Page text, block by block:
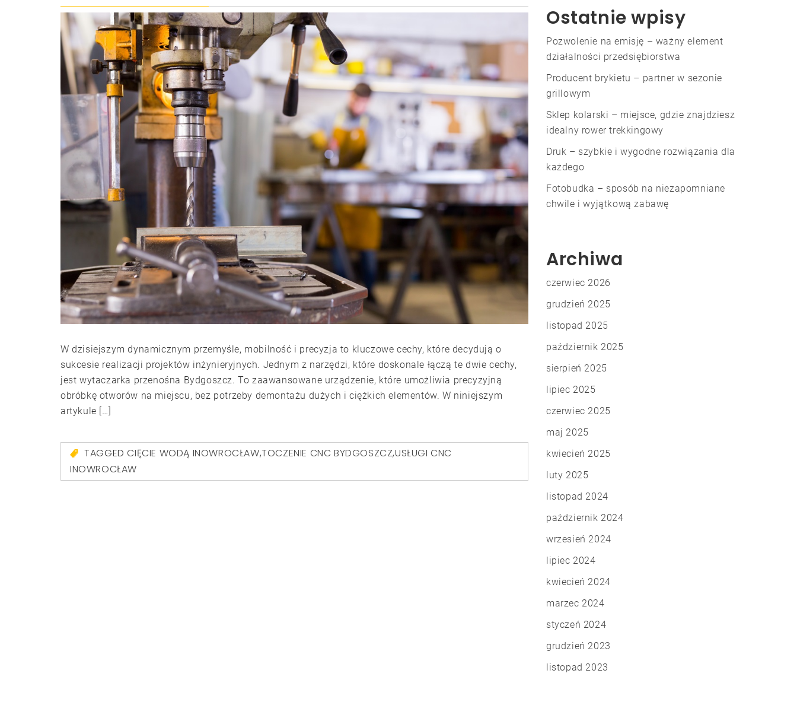
W dzisiejszym dynamicznym przemyśle, mobilność i precyzja to kluczowe cechy, które decydują o
sukcesie realizacji projektów inżynieryjnych. Jednym z narzędzi, które doskonale łączą te dwie cechy,
jest wytaczarka przenośna Bydgoszcz. To zaawansowane urządzenie, które umożliwia precyzyjną
obróbkę otworów na miejscu, bez potrzeby demontażu dużych i ciężkich elementów. W niniejszym
artykule […]
TAGGEDCIĘCIE WODĄ INOWROCŁAW,TOCZENIE CNC BYDGOSZCZ,USŁUGI CNC
INOWROCŁAW
Ostatnie wpisy
Pozwolenie na emisję – ważny element
działalności przedsiębiorstwa
Producent brykietu – partner w sezonie
grillowym
Sklep kolarski – miejsce, gdzie znajdziesz
idealny rower trekkingowy
Druk – szybkie i wygodne rozwiązania dla
każdego
Fotobudka – sposób na niezapomniane
chwile i wyjątkową zabawę
Archiwa
czerwiec 2026
grudzień 2025
listopad 2025
październik 2025
sierpień 2025
lipiec 2025
czerwiec 2025
maj 2025
kwiecień 2025
luty 2025
listopad 2024
październik 2024
wrzesień 2024
lipiec 2024
kwiecień 2024
marzec 2024
styczeń 2024
grudzień 2023
listopad 2023